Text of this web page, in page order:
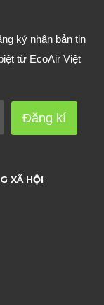
ký nhận bản tin
từ EcoAir Việt
Đăng kí
XÃ HỘI